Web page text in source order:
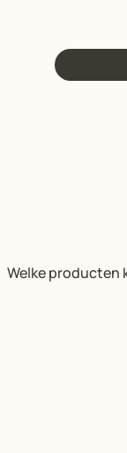
Welke producten